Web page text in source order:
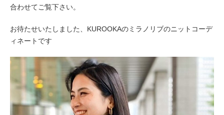
合わせてご覧下さい。
お待たせいたしました、KUROOKAのミラノリブのニットコーデ
ィネートです